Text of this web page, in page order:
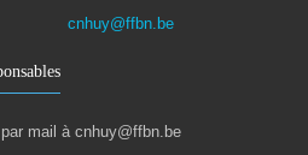
cnhuy@ffbn.be
mail à cnhuy@ffbn.be